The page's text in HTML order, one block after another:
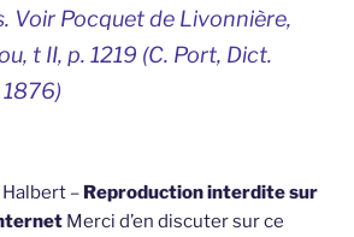
Voir Pocquet de Livonnière,
t II, p. 1219 (C. Port, Dict.
– Reproduction interdite sur
Merci d’en discuter sur ce